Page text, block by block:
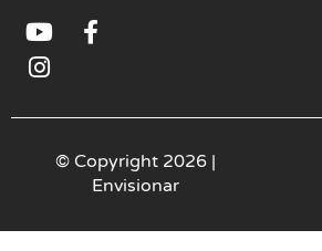
Y
o
t
F
e
o
o
-
I
n
t
m
© Copyright 2026 |
Envisionar